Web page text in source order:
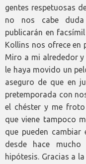
gentes respetuosas
no nos cabe
publicarán en
Kollins nos ofrece en
Miro a mi alrededor
le haya movido un
aseguro de que en
pretemporada con
el chéster y me
que viene tampoco
que pueden
desde hace
hipótesis. Gracias a